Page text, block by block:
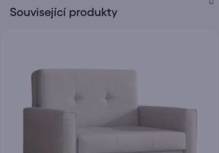
Související produkty